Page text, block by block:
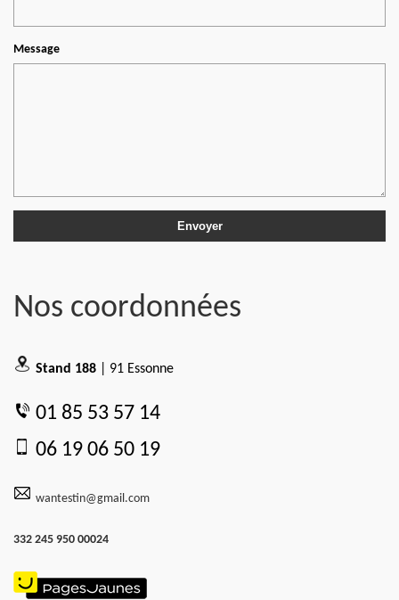
Message
Nos coordonnées
Stand 188 | 91 Essonne
01 85 53 57 14
06 19 06 50 19
wantestin@gmail.com
332 245 950 00024